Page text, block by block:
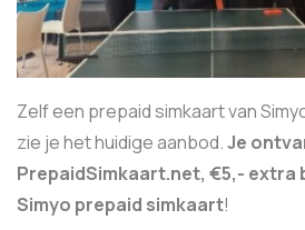
Zelf een prepaid simkaart van
zie je het huidige aanbod.Je
PrepaidSimkaart.net, €5,- extra
Simyo prepaid simkaart!